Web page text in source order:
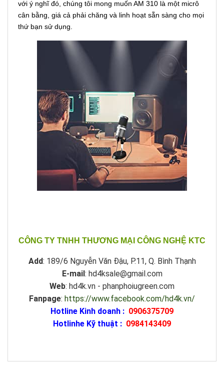
với ý nghĩ đó, chúng tôi mong muốn AM 310 là một micrô
cân bằng, giá cả phải chăng và linh hoạt sẵn sàng cho mọi
thứ bạn sử dụng.
CÔNG TY TNHH THƯƠNG MẠI CÔNG NGHỆ KTC
Add: 189/6 Nguyễn Văn Đậu, P.11, Q. Bình Thạnh
E-mail: hd4ksale@gmail.com
Web: hd4k.vn - phanphoiugreen.com
Fanpage: https://www.facebook.com/hd4k.vn/
Hotline Kinh doanh : 0906375709
Hotlinhe Kỹ thuật : 0984143409